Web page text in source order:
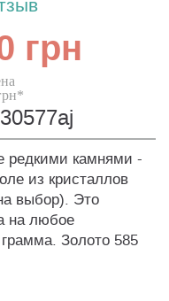
грн
редкими камнями -
из кристаллов
выбор). Это
на любое
Золото 585